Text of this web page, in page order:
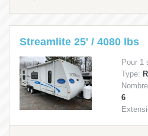
Streamlite 25' / 4080 lbs
Pour 1
Type:
6